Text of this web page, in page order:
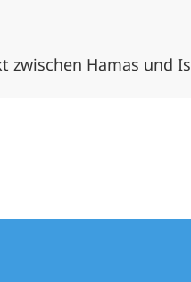
zwischen Hamas und